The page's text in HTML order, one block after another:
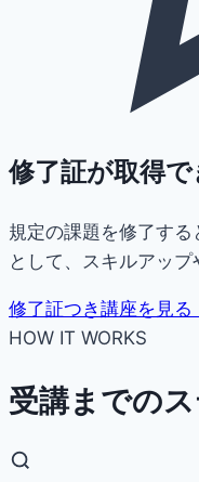
修了証が取得
規定の課題を修了す
として、スキルアップ
修了証つき講座を見
HOW IT WORKS
受講までの